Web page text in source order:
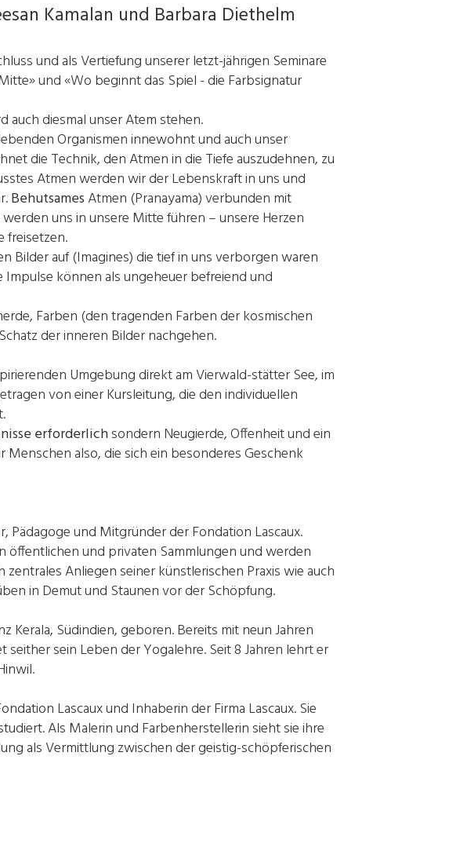
Kamalan und Barbara Diethelm
und als Vertiefung unserer letzt-jährigen Seminare
und «Wo beginnt das Spiel - die Farbsignatur
auch diesmal unser Atem stehen.
Organismen innewohnt und auch unser
die Technik, den Atmen in die Tiefe auszudehnen, zu
Atmen werden wir der Lebenskraft in uns und
BehutsamesAtmen (Pranayama) verbunden mit
uns in unsere Mitte führen – unsere Herzen
freisetzen.
Bilder auf (Imagines) die tief in uns verborgen waren
können als ungeheuer befreiend und
Farben (den tragenden Farben der kosmischen
der inneren Bilder nachgehen.
Umgebung direkt am Vierwald-stätter See, im
von einer Kursleitung, die den individuellen
erforderlichsondern Neugierde, Offenheit und ein
Menschen also, die sich ein besonderes Geschenk
Pädagoge und Mitgründer der Fondation Lascaux.
öffentlichen und privaten Sammlungen und werden
Anliegen seiner künstlerischen Praxis wie auch
in Demut und Staunen vor der Schöpfung.
Kerala, Südindien, geboren. Bereits mit neun Jahren
sein Leben der Yogalehre. Seit 8 Jahren lehrt er
Lascaux und Inhaberin der Firma Lascaux. Sie
Als Malerin und Farbenherstellerin sieht sie ihre
als Vermittlung zwischen der geistig-schöpferischen